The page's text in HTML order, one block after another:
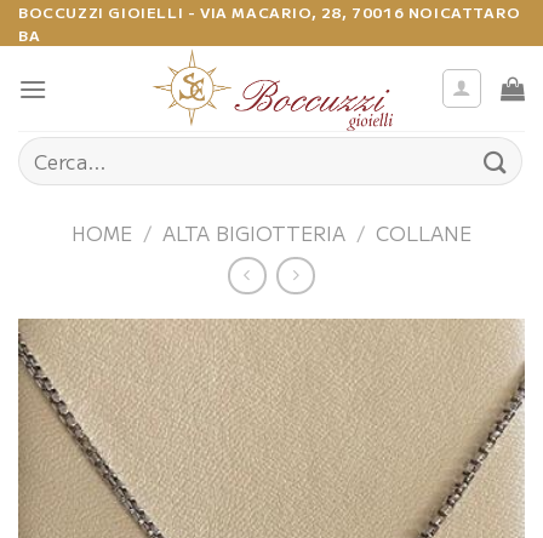
Salta
ai
contenuti
BOCCUZZI GIOIELLI - VIA MACARIO, 28, 70016 NOICATTARO
BA
Cerca:
HOME / ALTA BIGIOTTERIA / COLLANE